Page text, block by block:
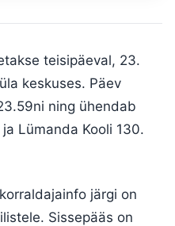
teisipäeval, 23.
keskuses. Päev
ning ühendab
Lümanda Kooli 130.
järgi on
Sissepääs on